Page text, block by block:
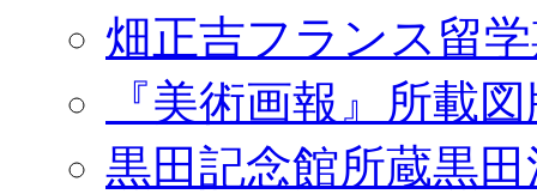
畑正吉フランス留
『美術画報』所載
黒田記念館所蔵黒